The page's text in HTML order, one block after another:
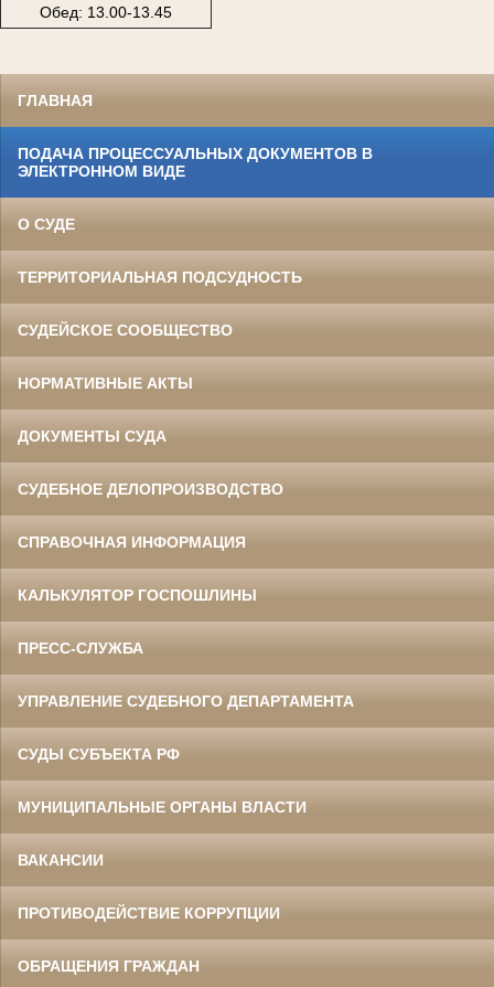
Обед: 13.00-13.45
ГЛАВНАЯ
ПОДАЧА ПРОЦЕССУАЛЬНЫХ ДОКУМЕНТОВ В
ЭЛЕКТРОННОМ ВИДЕ
О СУДЕ
ТЕРРИТОРИАЛЬНАЯ ПОДСУДНОСТЬ
СУДЕЙСКОЕ СООБЩЕСТВО
НОРМАТИВНЫЕ АКТЫ
ДОКУМЕНТЫ СУДА
СУДЕБНОЕ ДЕЛОПРОИЗВОДСТВО
СПРАВОЧНАЯ ИНФОРМАЦИЯ
КАЛЬКУЛЯТОР ГОСПОШЛИНЫ
ПРЕСС-СЛУЖБА
УПРАВЛЕНИЕ СУДЕБНОГО ДЕПАРТАМЕНТА
СУДЫ СУБЪЕКТА РФ
МУНИЦИПАЛЬНЫЕ ОРГАНЫ ВЛАСТИ
ВАКАНСИИ
ПРОТИВОДЕЙСТВИЕ КОРРУПЦИИ
ОБРАЩЕНИЯ ГРАЖДАН